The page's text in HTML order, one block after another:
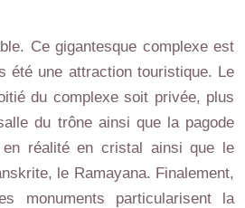
Ce gigantesque complexe est
été une attraction touristique. Le
du complexe soit privée, plus
du trône ainsi que la pagode
en réalité en cristal ainsi que le
le Ramayana. Finalement,
monuments particularisent la